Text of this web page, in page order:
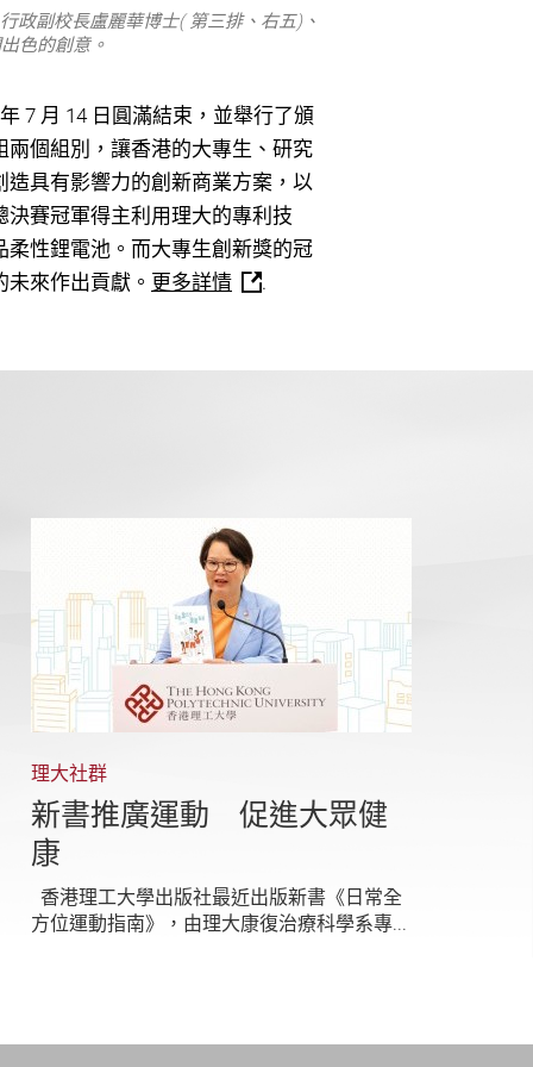
政副校長盧麗華博士( 第三排、右五)、
色的創意。
7 月 14 日圓滿結束，並舉行了頒
個組別，讓香港的大專生、研究
具有影響力的創新商業方案，以
賽冠軍得主利用理大的專利技
性鋰電池。而大專生創新獎的冠
來作出貢獻。 更多詳情 .
理大社群
新書推廣運動 促進大眾健
康
香港理工大學出版社最近出版新書《日常全
方位運動指南》，由理大康復治療科學系專...